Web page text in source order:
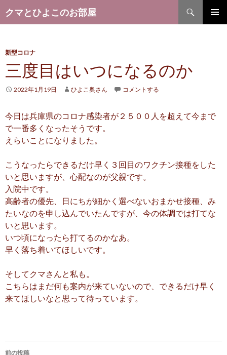
クマとひよこのお部屋
索
ュ
ン
ツ
へ
ス
プ
新型コロナ
三度目はいつになるのか
2022年1月19日 ひよこ奥さん コメントする
今日は兵庫県のコロナ感染者が２５００人を超えて今まで
で一番多くなったそうです。
えらいことになりました。
こうなったらできるだけ早く３回目のワクチン接種をした
いと思いますが、心配なのが父親です。
入院中です。
高齢者の優先、日にちが細かく選べないおまかせ接種、み
たいなのを申し込んでいたんですが、今の体調では打てな
いと思います。
いつ頃になったら打てるのかなあ。
早く落ち着いてほしいです。
そしてクマさんと私も。
こちらはまだ何も案内が来ていないので、できるだけ早く
来てほしいなと思って待っています。
前の投稿